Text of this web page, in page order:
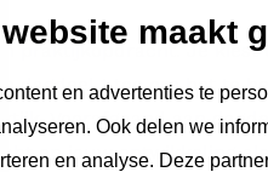
website maakt
en advertenties te
Ook delen we
en analyse. Deze
praktijkopdracht. Je kiest
dagdeel 1 toe om het te
Voorafgaand aan
op jouw ontwikkeling